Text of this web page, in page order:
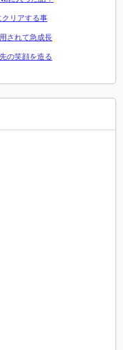
クリアする事
されて急成長
の笑顔を造る